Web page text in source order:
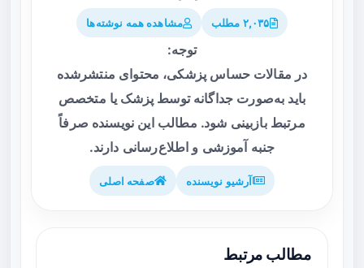
۲,۰۳۵ مطلب مشاهده همه نوشته‌ها
توجه:
در مقالات حساس پزشکی، محتوای منتشرشده
باید به‌صورت جداگانه توسط پزشک یا متخصص
مرتبط بازبینی شود. مطالب این نویسنده صرفاً
جنبه آموزشی و اطلاع‌رسانی دارند.
آرشیو نویسنده صفحه اصلی
مطالب مرتبط